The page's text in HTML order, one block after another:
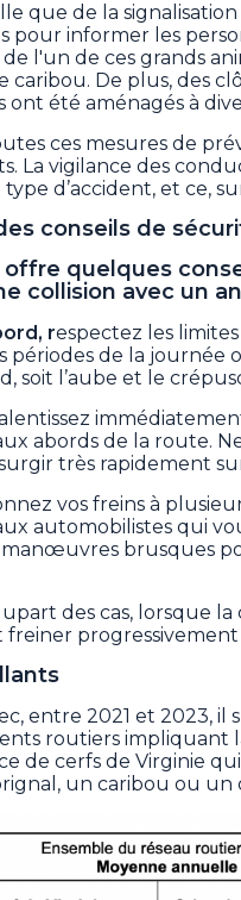
que de la
pour informer les
l'un de ces grands
caribou. De plus, des
ont été aménagés à
ces mesures de
La vigilance des
d’accident, et ce,
conseils de
offre quelques
collision avec un
respectez les
périodes de la journée
soit l’aube et le
abords de la route.
très rapidement
vos freins à
automobilistes qui
manœuvres brusques
des cas, lorsque
freiner
entre 2021 et 2023, il
routiers impliquant
de cerfs de Virginie
un caribou ou un